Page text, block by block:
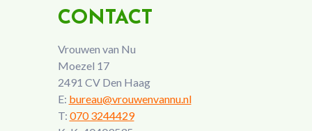
CONTACT
Vrouwen van Nu
Moezel 17
2491 CV Den Haag
E: bureau@vrouwenvannu.nl
T: 070 3244429